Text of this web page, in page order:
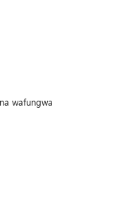
wafungwa